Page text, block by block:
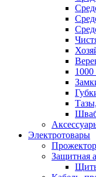
1000
Электротовары
Защитная